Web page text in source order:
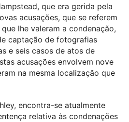
que era gerida pela
acusações, que se referem
lhe valeram a condenação,
captação de fotografias
e seis casos de atos de
acusações envolvem nove
na mesma localização que
encontra-se atualmente
relativa às condenações